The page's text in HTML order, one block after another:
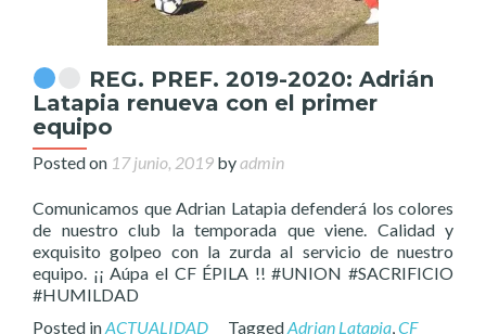
REG. PREF. 2019-2020: Adrián
Latapia renueva con el primer
equipo
Posted on 17 junio, 2019 byadmin
Comunicamos que Adrian Latapia defenderá los colores
de nuestro club la temporada que viene. Calidad y
exquisito golpeo con la zurda al servicio de nuestro
equipo. ¡¡ Aúpa el CF ÉPILA !! #UNION #SACRIFICIO
#HUMILDAD
Posted inACTUALIDAD TaggedAdrian Latapia,CF